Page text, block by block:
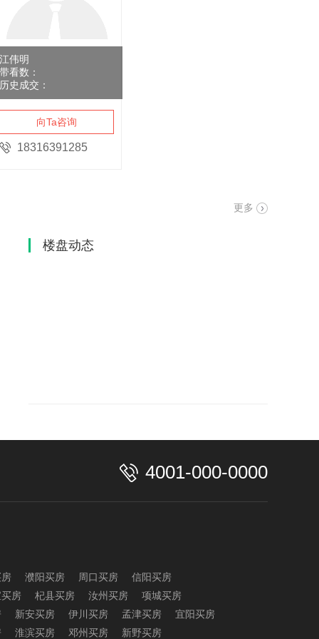
江伟明
带看数：
历史成交：
向Ta咨询
18316391285
更多
楼盘动态
4001-000-0000
濮阳买房 周口买房
信阳买房
房
杞县买房 汝州买房
项城买房
新安买房 伊川买房 孟津买房
宜阳买房
淮滨买房 邓州买房 新野买房